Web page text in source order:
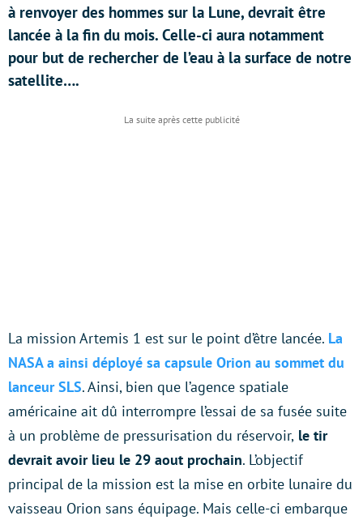
à renvoyer des hommes sur la Lune, devrait être
lancée à la fin du mois. Celle-ci aura notamment
pour but de rechercher de l’eau à la surface de notre
satellite….
La mission Artemis 1 est sur le point d’être lancée. La
NASA a ainsi déployé sa capsule Orion au sommet du
lanceur SLS. Ainsi, bien que l’agence spatiale
américaine ait dû interrompre l’essai de sa fusée suite
à un problème de pressurisation du réservoir, le tir
devrait avoir lieu le 29 aout prochain. L’objectif
principal de la mission est la mise en orbite lunaire du
vaisseau Orion sans équipage. Mais celle-ci embarque